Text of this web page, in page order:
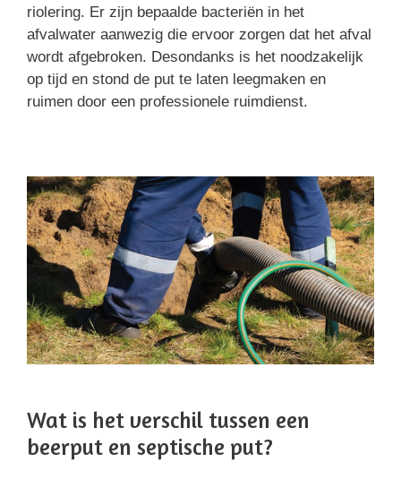
riolering. Er zijn bepaalde bacteriën in het
afvalwater aanwezig die ervoor zorgen dat het afval
wordt afgebroken. Desondanks is het noodzakelijk
op tijd en stond de put te laten leegmaken en
ruimen door een professionele ruimdienst.
Wat is het verschil tussen een
beerput en septische put?